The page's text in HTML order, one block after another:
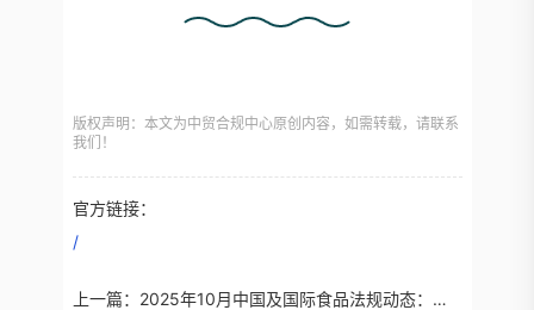
版权声明：本文为中贸合规中心原创内容，如需转载，请联系
我们！
官方链接：
/
上一篇： 2025年10月中国及国际食品法规动态：新版有机产品认证发布、欧盟发布20个饲料添加剂安评动态、澳新拟允许新2′-FL...